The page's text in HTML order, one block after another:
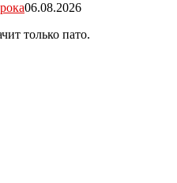
06.08.2026
только пато.